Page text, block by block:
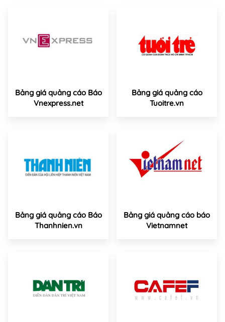
Bảng giá quảng cáo Báo
Vnexpress.net
Bảng giá quảng cáo
Tuoitre.vn
Bảng giá quảng cáo Báo
Thanhnien.vn
Bảng giá quảng cáo báo
Vietnamnet